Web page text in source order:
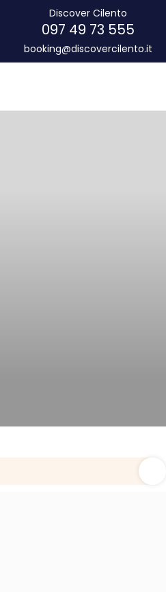
Discover Cilento
097 49 73 555
booking@discovercilento.it